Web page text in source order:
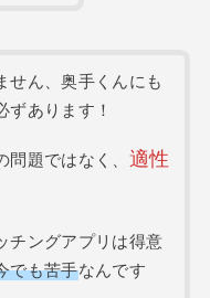
せん、奥手くんにも
ずあります！
問題ではなく、 適性
チングアプリは得意
でも苦手なんです